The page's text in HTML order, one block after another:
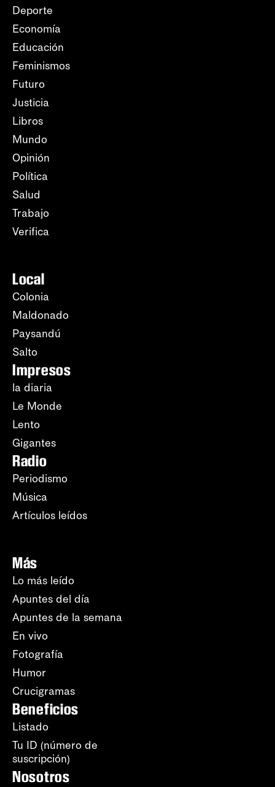
Deporte
Economía
Educación
Feminismos
Futuro
Justicia
Libros
Mundo
Opinión
Política
Salud
Trabajo
Verifica
Local
Colonia
Maldonado
Paysandú
Salto
Impresos
la diaria
Le Monde
Lento
Gigantes
Radio
Periodismo
Música
Artículos leídos
Más
Lo más leído
Apuntes del día
Apuntes de la semana
En vivo
Fotografía
Humor
Crucigramas
Beneficios
Listado
Tu ID (número de
suscripción)
Nosotros